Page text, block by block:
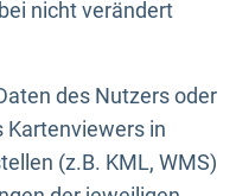
nicht verändert
des Nutzers oder
Kartenviewers in
(z.B. KML, WMS)